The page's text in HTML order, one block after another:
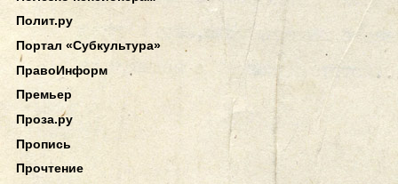
Полит.ру
Портал «Субкультура»
ПравоИнформ
Премьер
Проза.ру
Пропись
Прочтение